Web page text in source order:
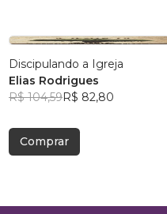
Discipulando a Igreja
Elias Rodrigues
R$ 104,59R$ 82,80
Comprar